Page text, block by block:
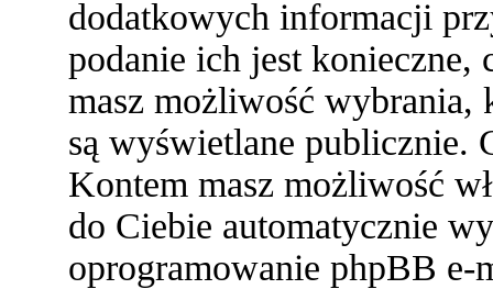
dodatkowych informacji
podanie ich jest
masz możliwość
są wyświetlane publicznie.
Kontem masz możliwość
do Ciebie automatycznie
oprogramowanie phpBB e-